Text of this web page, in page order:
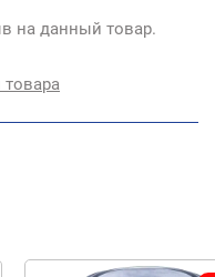
на данный товар.